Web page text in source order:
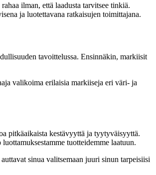
ilman, että laadusta tarvitsee tinkiä.
ja luotettavana ratkaisujen toimittajana.
tavoittelussa. Ensinnäkin, markiisit
valikoima erilaisia markiiseja eri väri- ja
pitkäaikaista kestävyyttä ja tyytyväisyyttä.
tuotteidemme laatuun.
sinua valitsemaan juuri sinun tarpeisiisi